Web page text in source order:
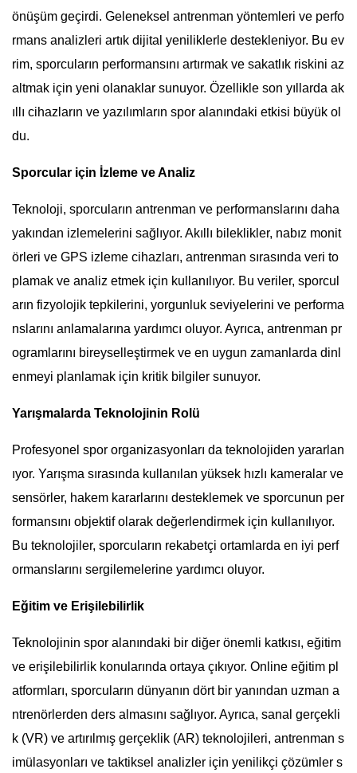
önüşüm geçirdi. Geleneksel antrenman yöntemleri ve perfo
rmans analizleri artık dijital yeniliklerle destekleniyor. Bu ev
rim, sporcuların performansını artırmak ve sakatlık riskini az
altmak için yeni olanaklar sunuyor. Özellikle son yıllarda ak
ıllı cihazların ve yazılımların spor alanındaki etkisi büyük ol
du.
Sporcular için İzleme ve Analiz
Teknoloji, sporcuların antrenman ve performanslarını daha
yakından izlemelerini sağlıyor. Akıllı bileklikler, nabız monit
örleri ve GPS izleme cihazları, antrenman sırasında veri to
plamak ve analiz etmek için kullanılıyor. Bu veriler, sporcul
arın fizyolojik tepkilerini, yorgunluk seviyelerini ve performa
nslarını anlamalarına yardımcı oluyor. Ayrıca, antrenman pr
ogramlarını bireyselleştirmek ve en uygun zamanlarda dinl
enmeyi planlamak için kritik bilgiler sunuyor.
Yarışmalarda Teknolojinin Rolü
Profesyonel spor organizasyonları da teknolojiden yararlan
ıyor. Yarışma sırasında kullanılan yüksek hızlı kameralar ve
sensörler, hakem kararlarını desteklemek ve sporcunun per
formansını objektif olarak değerlendirmek için kullanılıyor.
Bu teknolojiler, sporcuların rekabetçi ortamlarda en iyi perf
ormanslarını sergilemelerine yardımcı oluyor.
Eğitim ve Erişilebilirlik
Teknolojinin spor alanındaki bir diğer önemli katkısı, eğitim
ve erişilebilirlik konularında ortaya çıkıyor. Online eğitim pl
atformları, sporcuların dünyanın dört bir yanından uzman a
ntrenörlerden ders almasını sağlıyor. Ayrıca, sanal gerçekli
k (VR) ve artırılmış gerçeklik (AR) teknolojileri, antrenman s
imülasyonları ve taktiksel analizler için yenilikçi çözümler s